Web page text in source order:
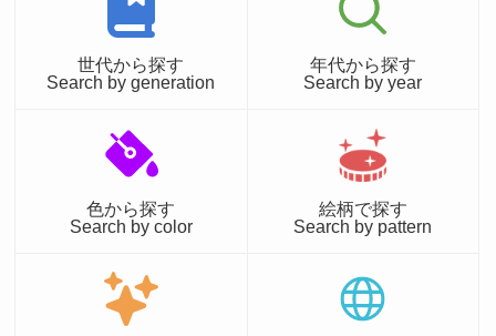
世代から探す
Search by generation
年代から探す
Search by year
色から探す
Search by color
絵柄で探す
Search by pattern